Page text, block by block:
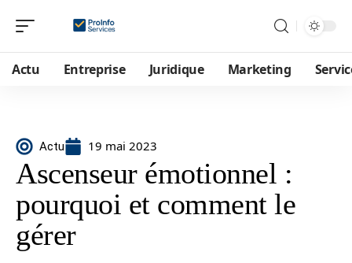
Actu Entreprise Juridique Marketing
Actu 19 mai 2023
Ascenseur émotionnel :
pourquoi et comment le
gérer